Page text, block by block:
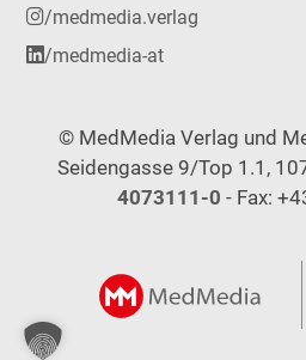
/medmedia.verlag
/medmedia-at
© MedMedia Verlag und
Seidengasse 9/Top 1.1,
4073111-0 - Fax: